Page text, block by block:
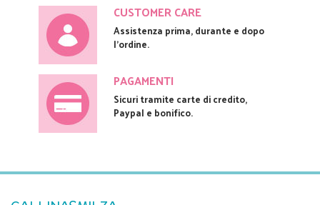
CUSTOMER CARE
Assistenza prima, durante e dopo
l'ordine.
PAGAMENTI
Sicuri tramite carte di credito,
Paypal e bonifico.